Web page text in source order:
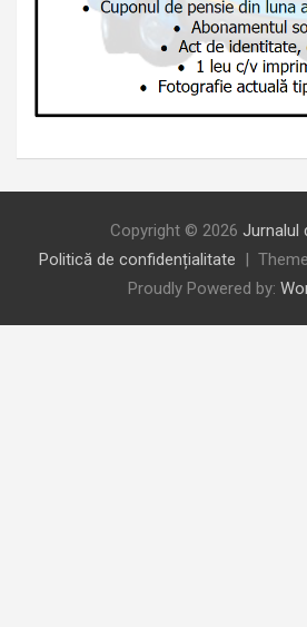
Copyright © 2026 Jurnalul
Politică de confidențialitate
Proudly Powered by: